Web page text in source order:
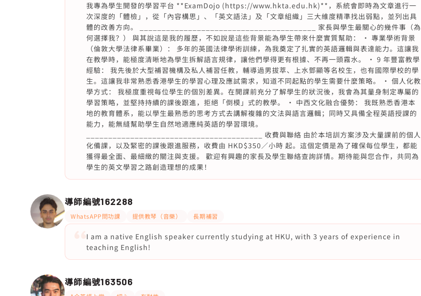
我專為學生開發的學習平台 **ExamDojo (https://www.hkta.edu.hk)**，系統會即時為文章進行一
次深度的「體檢」，從「內容構思」、「英文語法」及「文章組織」三大維度精準找出弱點，並列出具
體的改善方向。 ________________________________________ 家長與學生最關心的幾件事（為
何選擇我？） 與其說這是我的履歷，不如說是這些背景能為學生帶來什麼實質幫助： • 專業學術背景
（倫敦大學法律系畢業）： 多年的英國法律學術訓練，為我奠定了扎實的英語邏輯與表達能力。這讓我
在教學時，能極度清晰地為學生拆解語言規律，讓他們學得更有根據、不再一頭霧水。 • 9 年豐富教學
經驗： 我先後於大型補習機構及私人補習任教，輔導過男拔萃、上水鄧顯等名校生，也有國際學校的學
生。這讓我非常熟悉香港學生的學習心理及應試需求，知道不同起點的學生需要什麼策略。 • 個人化教
學方式： 我極度重視每位學生的個別差異。在開課前充分了解學生的狀況後，我會為其量身制定專屬的
學習策略，並堅持持續的課後跟進，拒絕「倒模」式的教學。 • 中西文化融合優勢： 我既熟悉香港本
地的教育體系，能以學生最熟悉的思考方式去講解複雜的文法與語言邏輯；同時又具備全程英語授課的
能力，能無縫幫助學生自然地適應純英語的學習環境。
________________________________________ 收費與聯絡 由於本培訓方案涉及大量課前的個人
化備課，以及緊密的課後跟進服務，收費由 HKD$350／小時 起。這個定價是為了確保每位學生，都能
獲得最全面、最細緻的關注與支援。 歡迎有興趣的家長及學生聯絡查詢詳情。期待能與您合作，共同為
學生的英文學習之路創造理想的成果！
導師編號162288
WhatsAPP問功課 提供教琴（音樂） 長期補習
I am a native English speaker currently studying at HKU, with 3 years of experience in
teaching English!
導師編號163506